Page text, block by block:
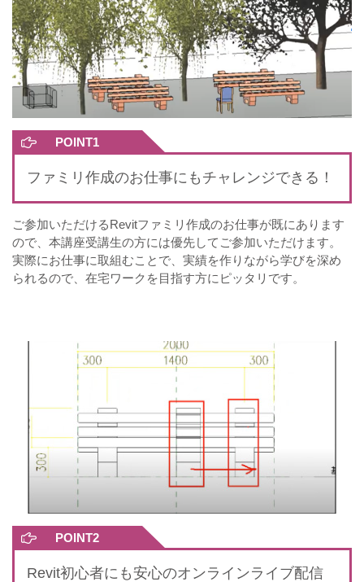
POINT1
ファミリ作成のお仕事にもチャレンジできる！
ご参加いただけるRevitファミリ作成のお仕事が既にあります
ので、本講座受講生の方には優先してご参加いただけます。
実際にお仕事に取組むことで、実績を作りながら学びを深め
られるので、在宅ワークを目指す方にピッタリです。
POINT2
Revit初心者にも安心のオンラインライブ配信